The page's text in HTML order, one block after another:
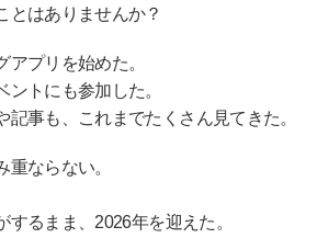
とはありませんか？
プリを始めた。
ントにも参加した。
記事も、これまでたくさん見てきた。
重ならない。
るまま、2026年を迎えた。